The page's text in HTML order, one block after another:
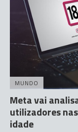
MUNDO
Meta vai
utilizadores
idade